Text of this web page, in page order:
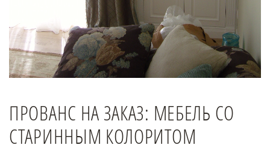
ПРОВАНС НА ЗАКАЗ: МЕБЕЛЬ СО
СТАРИННЫМ КОЛОРИТОМ